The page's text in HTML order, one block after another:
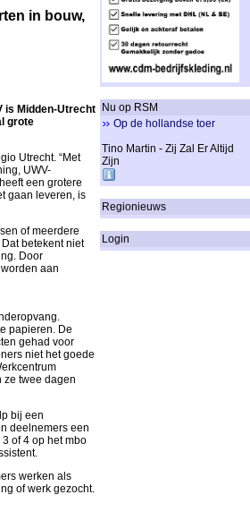
in bouw,
is Midden-Utrecht
grote
Utrecht. “Met
UWV-
een grotere
gaan leveren, is
of meerdere
betekent niet
Door
aan
papieren. De
gehad voor
niet het goede
ze twee dagen
bij een
deelnemers een
of 4 op het mbo
werken als
of werk gezocht.
Nu op RSM
Op de hollandse toer
Tino Martin - Zij Zal Er Altijd
Zijn
Regionieuws
Login